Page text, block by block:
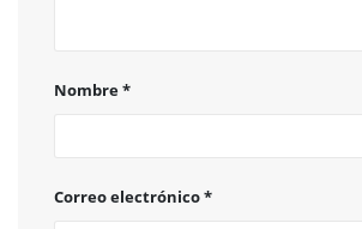
Nombre*
Correo electrónico*